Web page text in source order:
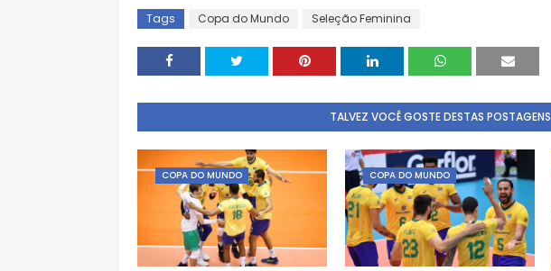
Tags Copa do Mundo Seleção Feminina
TALVEZ VOCÊ GOSTE DESTAS POSTAGENS
COPA DO MUNDO COPA DO MUNDO